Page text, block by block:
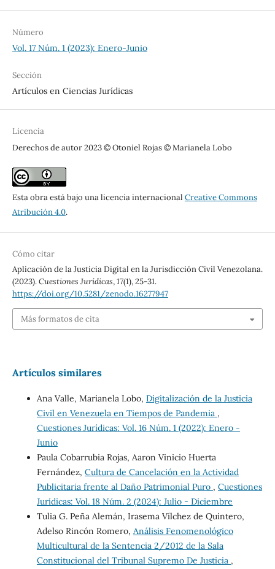
Número
Vol. 17 Núm. 1 (2023): Enero-Junio
Sección
Artículos en Ciencias Jurídicas
Licencia
Derechos de autor 2023 © Otoniel Rojas © Marianela Lobo
Esta obra está bajo una licencia internacional Creative Commons
Atribución 4.0.
Cómo citar
Aplicación de la Justicia Digital en la Jurisdicción Civil Venezolana.
(2023).Cuestiones Jurídicas,17(1), 25-31.
https://doi.org/10.5281/zenodo.16277947
Más formatos de cita
Artículos similares
Ana Valle, Marianela Lobo, Digitalización de la Justicia
Civil en Venezuela en Tiempos de Pandemia ,
Cuestiones Jurídicas: Vol. 16 Núm. 1 (2022): Enero -
Junio
Paula Cobarrubia Rojas, Aaron Vinicio Huerta
Fernández, Cultura de Cancelación en la Actividad
Publicitaria frente al Daño Patrimonial Puro , Cuestiones
Jurídicas: Vol. 18 Núm. 2 (2024): Julio - Diciembre
Tulia G. Peña Alemán, Irasema Vílchez de Quintero,
Adelso Rincón Romero, Análisis Fenomenológico
Multicultural de la Sentencia 2/2012 de la Sala
Constitucional del Tribunal Supremo De Justicia ,